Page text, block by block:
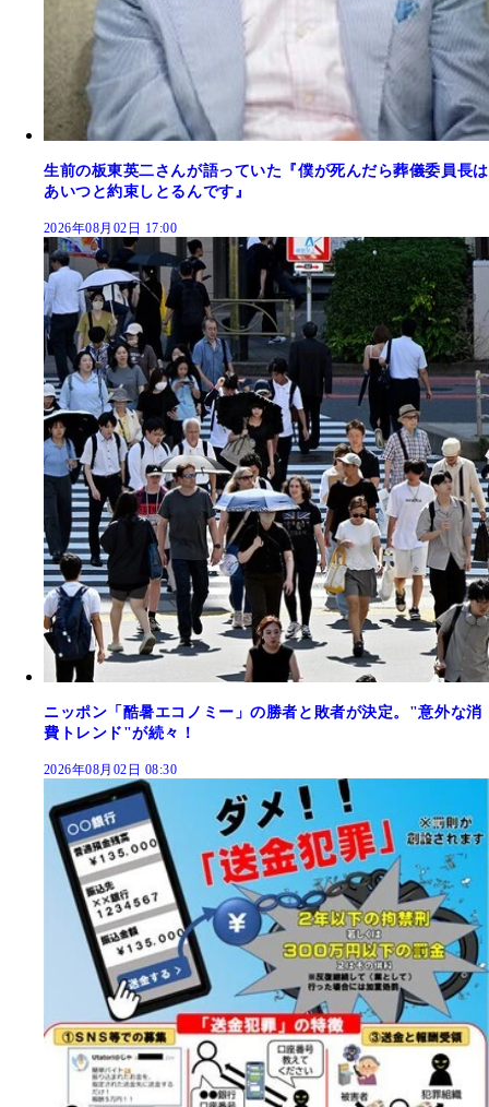
生前の板東英二さんが語っていた『僕が死んだら葬儀委員長は
あいつと約束しとるんです』
2026年08月02日 17:00
ニッポン「酷暑エコノミー」の勝者と敗者が決定。"意外な消
費トレンド"が続々！
2026年08月02日 08:30